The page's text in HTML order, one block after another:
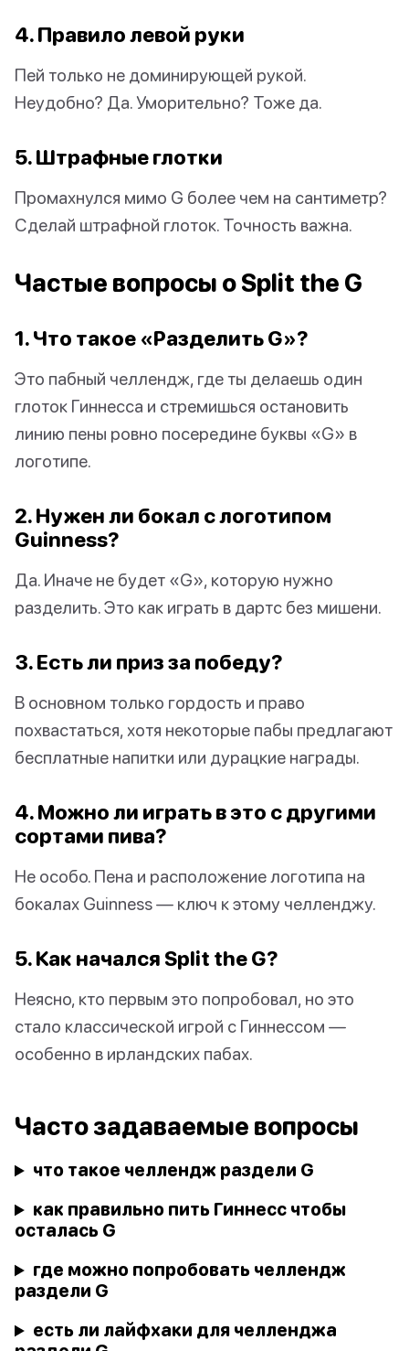
4. Правило левой руки
Пей только не доминирующей рукой.
Неудобно? Да. Уморительно? Тоже да.
5. Штрафные глотки
Промахнулся мимо G более чем на сантиметр?
Сделай штрафной глоток. Точность важна.
Частые вопросы о Split the G
1. Что такое «Разделить G»?
Это пабный челлендж, где ты делаешь один
глоток Гиннесса и стремишься остановить
линию пены ровно посередине буквы «G» в
логотипе.
2. Нужен ли бокал с логотипом
Guinness?
Да. Иначе не будет «G», которую нужно
разделить. Это как играть в дартс без мишени.
3. Есть ли приз за победу?
В основном только гордость и право
похвастаться, хотя некоторые пабы предлагают
бесплатные напитки или дурацкие награды.
4. Можно ли играть в это с другими
сортами пива?
Не особо. Пена и расположение логотипа на
бокалах Guinness — ключ к этому челленджу.
5. Как начался Split the G?
Неясно, кто первым это попробовал, но это
стало классической игрой с Гиннессом —
особенно в ирландских пабах.
Часто задаваемые вопросы
что такое челлендж раздели G
как правильно пить Гиннесс чтобы
осталась G
где можно попробовать челлендж
раздели G
есть ли лайфхаки для челленджа